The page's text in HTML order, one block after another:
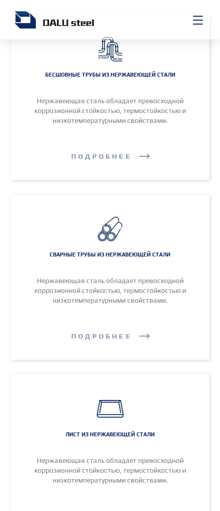
БЕСШОВНЫЕ ТРУБЫ ИЗ НЕРЖАВЕЮЩЕЙ СТАЛИ
Нержавеющая сталь обладает превосходной
коррозионной стойкостью, термостойкостью и
низкотемпературными свойствами.
ПОДРОБНЕЕ
СВАРНЫЕ ТРУБЫ ИЗ НЕРЖАВЕЮЩЕЙ СТАЛИ
Нержавеющая сталь обладает превосходной
коррозионной стойкостью, термостойкостью и
низкотемпературными свойствами.
ПОДРОБНЕЕ
ЛИСТ ИЗ НЕРЖАВЕЮЩЕЙ СТАЛИ
Нержавеющая сталь обладает превосходной
коррозионной стойкостью, термостойкостью и
низкотемпературными свойствами.